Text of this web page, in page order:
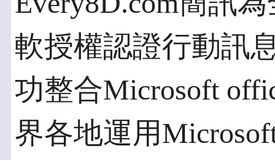
軟授權認證行動訊
功整合Microsoft
界各地運用